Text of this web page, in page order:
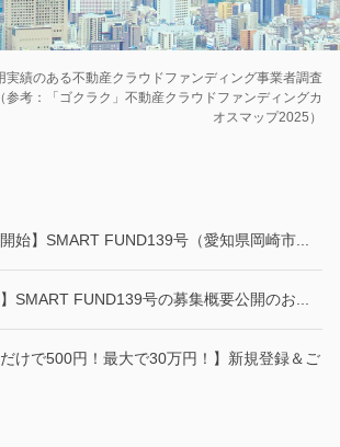
績のある不動産クラウドファンディング事業者調査
考：「ゴクラク」不動産クラウドファンディングカ
オスマップ2025）
開始】SMART FUND139号（愛知県岡崎市...
】SMART FUND139号の募集概要公開のお...
だけで500円！最大で30万円！】新規登録＆ご